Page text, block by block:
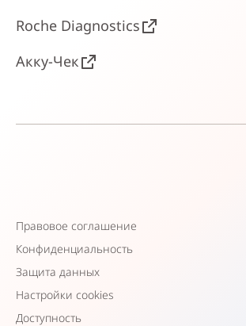
Roche Diagnostics
Акку-Чек
Правовое соглашение
Конфиденциальность
Защита данных
Настройки cookies
Доступность